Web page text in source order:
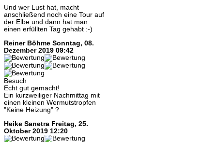
Und wer Lust hat, macht
anschließend noch eine Tour auf
der Elbe und dann hat man
einen erfüllten Tag gehabt :-)
Reiner Böhme Sonntag, 08.
Dezember 2019 09:42
Besuch
Echt gut gemacht!
Ein kurzweiliger Nachmittag mit
einen kleinen Wermutstropfen
"Keine Heizung" ?
Heike Sanetra Freitag, 25.
Oktober 2019 12:20